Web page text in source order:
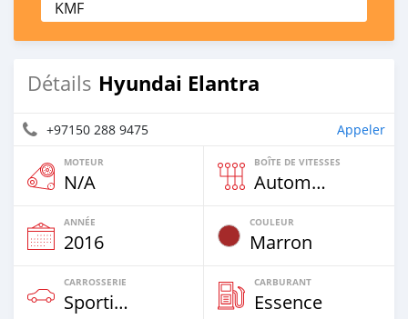
KMF
Détails Hyundai Elantra
+97150 288 9475 Appeler
MOTEUR
N/A
BOÎTE DE VITESSES
Automatique
ANNÉE
2016
COULEUR
Marron
CARROSSERIE
Sportive‒Coupé
CARBURANT
Essence